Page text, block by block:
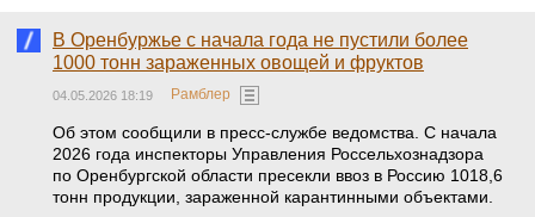
В Оренбуржье с начала года не пустили более
1000 тонн зараженных овощей и фруктов
04.05.2026 18:19 Рамблер
Об этом сообщили в пресс-службе ведомства. С начала
2026 года инспекторы Управления Россельхознадзора
по Оренбургской области пресекли ввоз в Россию 1018,6
тонн продукции, зараженной карантинными объектами.